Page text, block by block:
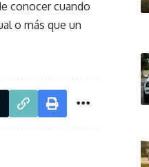
conocer cuando
o más que un